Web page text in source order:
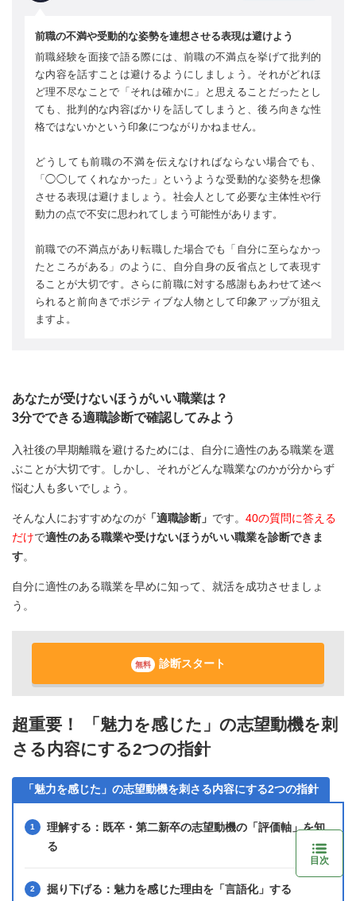
前職の不満や受動的な姿勢を連想させる表現は避けよう
前職経験を面接で語る際には、前職の不満点を挙げて批判的
な内容を話すことは避けるようにしましょう。それがどれほ
ど理不尽なことで「それは確かに」と思えることだったとし
ても、批判的な内容ばかりを話してしまうと、後ろ向きな性
格ではないかという印象につながりかねません。
どうしても前職の不満を伝えなければならない場合でも、
「◯◯してくれなかった」というような受動的な姿勢を想像
させる表現は避けましょう。社会人として必要な主体性や行
動力の点で不安に思われてしまう可能性があります。
前職での不満点があり転職した場合でも「自分に至らなかっ
たところがある」のように、自分自身の反省点として表現す
ることが大切です。さらに前職に対する感謝もあわせて述べ
られると前向きでポジティブな人物として印象アップが狙え
ますよ。
あなたが受けないほうがいい職業は？
3分でできる適職診断で確認してみよう
入社後の早期離職を避けるためには、自分に適性のある職業を選
ぶことが大切です。しかし、それがどんな職業なのかが分からず
悩む人も多いでしょう。
そんな人におすすめなのが 「適職診断」 です。 40の質問に答える
だけで適性のある職業や受けないほうがいい職業を診断できま
す。
自分に適性のある職業を早めに知って、就活を成功させましょ
う。
無料 診断スタート
超重要！ 「魅力を感じた」の志望動機を刺
さる内容にする2つの指針
「魅力を感じた」の志望動機を刺さる内容にする2つの指針
理解する：既卒・第二新卒の志望動機の「評価軸」を知
る
掘り下げる：魅力を感じた理由を「言語化」する
目次